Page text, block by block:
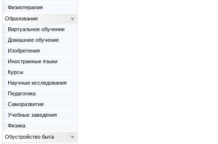
Физиотерапия
Образование
Виртуальное обучение
Домашнее обучение
Изобретения
Иностранные языки
Курсы
Научные исследования
Педагогика
Саморазвитие
Учебные заведения
Физика
Обустройство быта